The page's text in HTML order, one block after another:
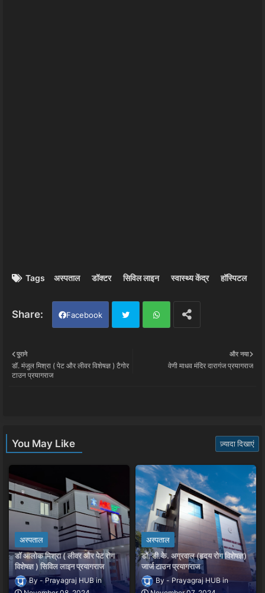
Tags अस्पताल डॉक्टर सिविल लाइन स्वास्थ्य केंद्र हॉस्पिटल
Facebook
tter
और नया
वेणी माधव मंदिर दारागंज प्रयागराज
पुराने
डॉ. मंजुल मिश्रा ( पेट और लीवर विशेषज्ञ ) टैगोर
टाउन प्रयागराज
You May Like ज़्यादा दिखाएं
अस्पताल
डॉ आलोक मिश्रा ( लीवर और पेट रोग
विशेषज्ञ ) सिविल लाइन प्रयागराज
Prayagraj HUB
अस्पताल
डॉ. डी.के. अग्रवाल (हृदय रोग विशेषज्ञ)
जार्ज टाउन प्रयागराज
Prayagraj HUB